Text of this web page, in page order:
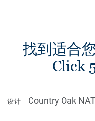
找到适合
Click
设计 Country Oak